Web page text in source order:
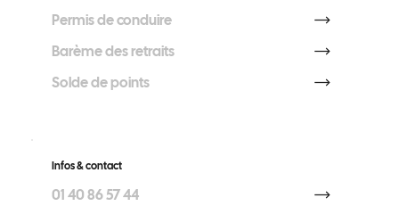
Permis de conduire
Barème des retraits
Solde de points
Infos & contact
01 40 86 57 44